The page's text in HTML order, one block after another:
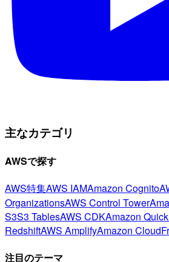
主なカテゴリ
AWSで探す
AWS特集AWS IAMAmazon Cognito
OrganizationsAWS Control Tower
S3S3 TablesAWS CDKAmazon
RedshiftAWS AmplifyAmazon
注目のテーマ